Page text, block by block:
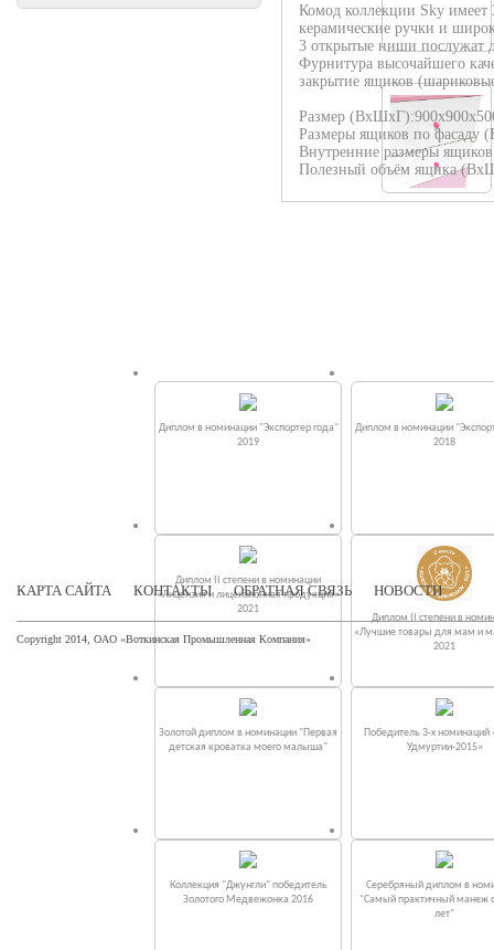
Комод коллекции Sky имеет
керамические ручки и
3 открытые ниши послужат
Фурнитура высочайшего
закрытие ящиков
Размер
Размеры ящиков по фасаду
Внутренние размеры
Полезный объём ящика
Диплом в номинации "Экспортер года"
2019
Диплом в номинации
2018
Диплом II степени в номинации
«Лицензия и лицензионная продукция»
2021
Диплом II степени в
«Лучшие товары для мам и
2021
Золотой диплом в номинации "Первая
детская кроватка моего малыша"
Победитель 3-х номинаций
Удмуртии-2015»
Коллекция "Джунгли" победитель
Золотого Медвежонка 2016
Серебряный диплом в
"Самый практичный манеж
лет"
КАРТА САЙТА КОНТАКТЫ ОБРАТНАЯ СВЯЗЬ НОВОСТИ
Copyright 2014, ОАО «Воткинская Промышленная Компания»